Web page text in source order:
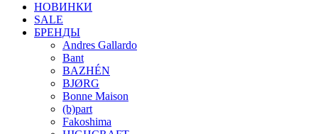
НОВИНКИ
SALE
БРЕНДЫ
Andres Gallardo
Bant
BAZHÉN
BJØRG
Bonne Maison
(b)part
Fakoshima